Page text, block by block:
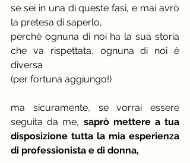
se sei in una di queste fasi, e mai avrò
la pretesa di saperlo,
perchè ognuna di noi ha la sua storia
che va rispettata, ognuna di noi è
diversa
(per fortuna aggiungo!)
ma sicuramente, se vorrai essere
seguita da me, saprò mettere a tua
disposizione tutta la mia esperienza
di professionista e di donna,